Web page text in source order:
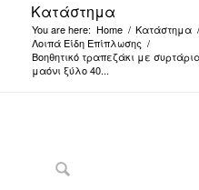
Κατάστημα
You are here: Home / Κατάστημα /
Λοιπά Είδη Επίπλωσης /
Βοηθητικό τραπεζάκι με
μαόνι ξύλο 40...